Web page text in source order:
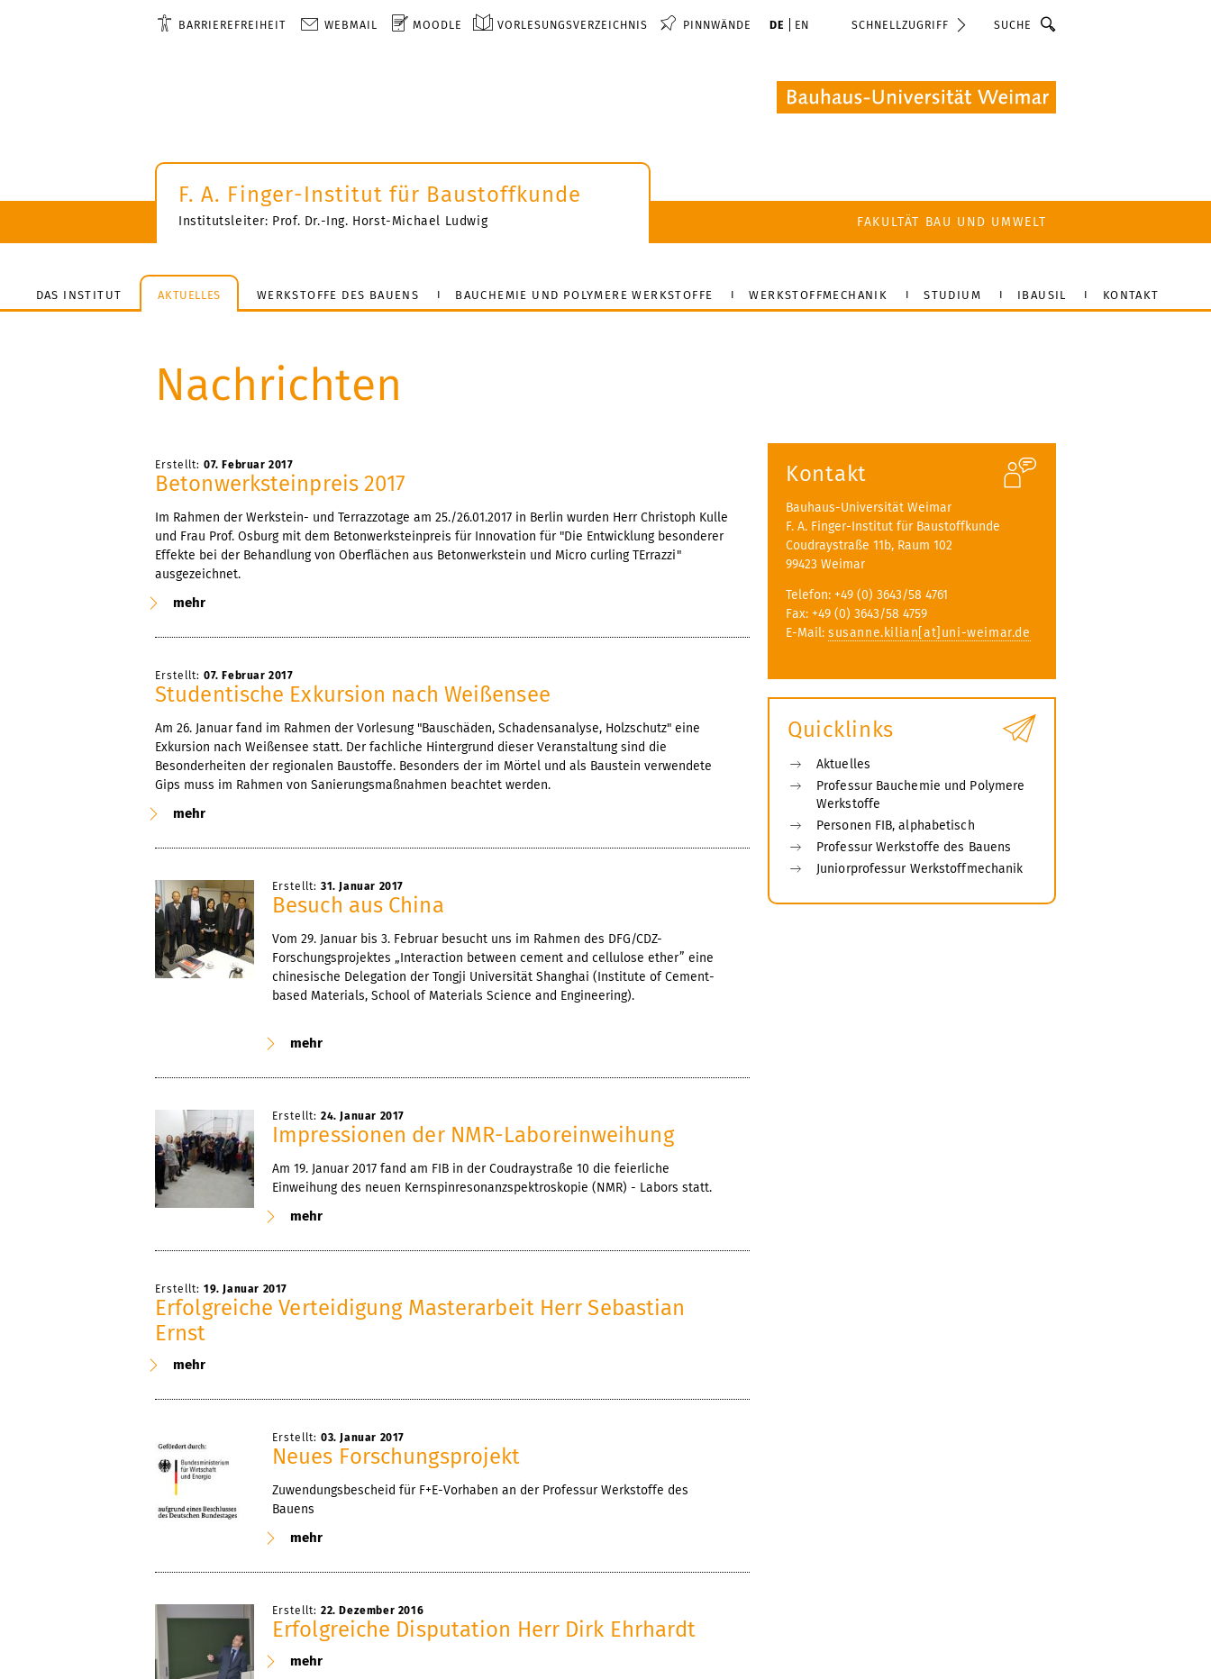
BARRIEREFREIHEIT WEBMAIL MOODLE VORLESUNGSVERZEICHNIS PINNWÄNDE DE EN SCHNELLZUGRIFF Suche
F. A. Finger-Institut für Baustoffkunde
Institutsleiter: Prof. Dr.-Ing. Horst-Michael Ludwig FAKULTÄT BAU UND UMWELT
DAS INSTITUT AKTUELLES WERKSTOFFE DES BAUENS BAUCHEMIE UND POLYMERE WERKSTOFFE WERKSTOFFMECHANIK STUDIUM IBAUSIL KONTAKT
Nachrichten
Erstellt: 07. Februar 2017
Betonwerksteinpreis 2017
Im Rahmen der Werkstein- und Terrazzotage am 25./26.01.2017 in Berlin wurden Herr Christoph Kulle
und Frau Prof. Osburg mit dem Betonwerksteinpreis für Innovation für "Die Entwicklung besonderer
Effekte bei der Behandlung von Oberflächen aus Betonwerkstein und Micro curling TErrazzi"
ausgezeichnet.
mehr
Erstellt: 07. Februar 2017
Studentische Exkursion nach Weißensee
Am 26. Januar fand im Rahmen der Vorlesung "Bauschäden, Schadensanalyse, Holzschutz" eine
Exkursion nach Weißensee statt. Der fachliche Hintergrund dieser Veranstaltung sind die
Besonderheiten der regionalen Baustoffe. Besonders der im Mörtel und als Baustein verwendete
Gips muss im Rahmen von Sanierungsmaßnahmen beachtet werden.
mehr
Erstellt: 31. Januar 2017
Besuch aus China
Vom 29. Januar bis 3. Februar besucht uns im Rahmen des DFG/CDZ-
Forschungsprojektes „Interaction between cement and cellulose ether” eine
chinesische Delegation der Tongji Universität Shanghai (Institute of Cement-
based Materials, School of Materials Science and Engineering).
mehr
Erstellt: 24. Januar 2017
Impressionen der NMR-Laboreinweihung
Am 19. Januar 2017 fand am FIB in der Coudraystraße 10 die feierliche
Einweihung des neuen Kernspinresonanzspektroskopie (NMR) - Labors statt.
mehr
Erstellt: 19. Januar 2017
Erfolgreiche Verteidigung Masterarbeit Herr Sebastian
Ernst
mehr
Erstellt: 03. Januar 2017
Neues Forschungsprojekt
Zuwendungsbescheid für F+E-Vorhaben an der Professur Werkstoffe des
Bauens
mehr
Erstellt: 22. Dezember 2016
Erfolgreiche Disputation Herr Dirk Ehrhardt
mehr
Kontakt
Bauhaus-Universität Weimar
F. A. Finger-Institut für Baustoffkunde
Coudraystraße 11b, Raum 102
99423 Weimar
Telefon: +49 (0) 3643/58 4761
Fax: +49 (0) 3643/58 4759
E-Mail: susanne.kilian[at]uni-weimar.de
Quicklinks
Aktuelles
Professur Bauchemie und Polymere
Werkstoffe
Personen FIB, alphabetisch
Professur Werkstoffe des Bauens
Juniorprofessur Werkstoffmechanik